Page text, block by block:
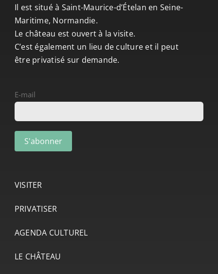
Il est situé à Saint-Maurice-d’Ételan en Seine-
Maritime, Normandie.
Le château est ouvert à la visite.
C’est également un lieu de culture et il peut
être privatisé sur demande.
E-mail
VISITER
PRIVATISER
AGENDA CULTUREL
LE CHÂTEAU